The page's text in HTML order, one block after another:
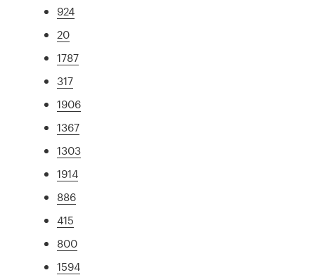
924
20
1787
317
1906
1367
1303
1914
886
415
800
1594